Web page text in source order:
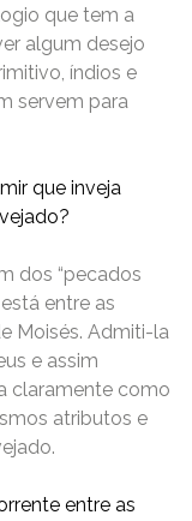
que tem a
algum desejo
índios e
servem para
que inveja
dos “pecados
entre as
Moisés. Admiti-la
e assim
claramente como
atributos e
entre as